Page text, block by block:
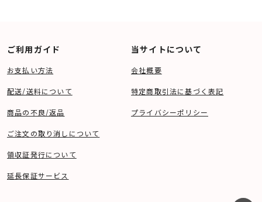
4K対応HDMI入出力
DHT-S218は、HDMI入力と出力をそれぞれ1系統装備しています。著作権保護規
ており、UHDブルーレイプレーヤーやゲーム機などの4K/60Hz映像をパススル
ゲームをプレイすることができます。
かんたんセットアップ＆操作
テレビがHDMIコントロール機能（CEC）に対応していれば、テレビと電源オン
／オフを連動させたり、テレビのリモコンでDHT-S218 の音量を操作したりす
Bluetooth LE Audio対応
新規格LE Audio（LC3）に対応しています。LC3コーデックでは、SBCよりも
高品位で低遅延、安定した音楽再生が可能です。
ご利用ガイド
お支払い方法
配送/送料について
商品の不良/返品
ご注文の取り消しについて
領収証発行について
延長保証サービス
当サイトについて
会社概要
特定商取引法に基づく表記
プライバシーポリシー